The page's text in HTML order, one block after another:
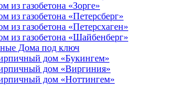
из газобетона «Зорге»
из газобетона «Петерсберг»
из газобетона «Петерсхаген»
из газобетона «Шайбенберг»
Дома под ключ
дом «Букингем»
дом «Виргиния»
дом «Ноттингем»